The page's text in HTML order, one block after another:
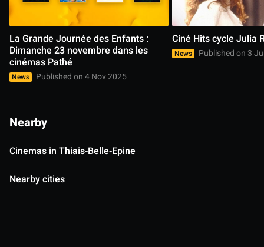
La Grande Journée des Enfants :
Dimanche 23 novembre dans les
cinémas Pathé
News Published on 4 Nov 2025
Ciné Hits cycle Julia
News Published on 3
Nearby
Cinemas in Thiais-Belle-Epine
Nearby cities